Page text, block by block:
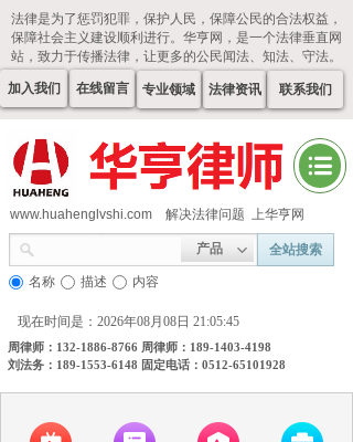
法律是为了惩罚犯罪，保护人民，保障公民的合法权益，
保障社会主义建设顺利进行。华亨网，是一个法律垂直网
站，致力于传播法律，让更多的公民闻法、知法、守法。
在线留言 专业领域 法律资讯 联系我们
加入我们
产品 全站搜索
名称 描述 内容
现在时间是：2026年08月08日 21:05:45
www.huahenglvshi.com 解决法律问题 上华亨网
周律师：132-1886-8766 周律师：189-1403-4198
刘法务：189-1553-6148 固定电话：0512-65101928